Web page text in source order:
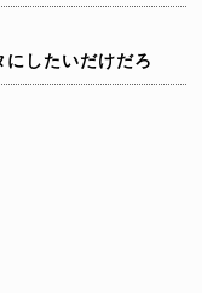
にしたいだけだろ